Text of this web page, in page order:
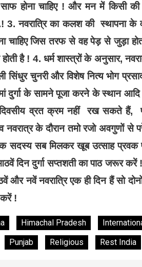
होना चाहिए ! और मन में किसी की
3. नवरात्रि का कलश की स्थापना
चाहिए जिस तरफ से वह पेड़ से जुड़ा
है ! 4. धर्म शास्त्रों के अनुसार,
सिंधुर चुनरी और विशेष नित्य भोग
दुर्गा के सामने पूजा करने के स्थान
व्रत क्रम नहीं रख सकते हैं, पर
नवरात्र के दौरान तमो रजो अवगुणों
सदस्य सब मिलकर खूब उत्साह
दिन दुर्गा सप्तशती का पाठ जरूर करें
नवें नवरात्रि एक ही दिन हैं सो
!
Himachal Pradesh
Punjab Religious Rest India